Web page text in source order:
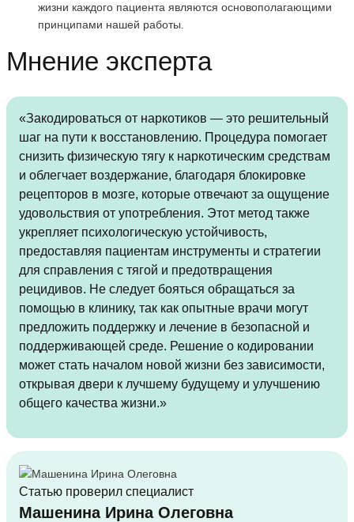
жизни каждого пациента являются основополагающими
принципами нашей работы.
Мнение эксперта
«Закодироваться от наркотиков — это решительный
шаг на пути к восстановлению. Процедура помогает
снизить физическую тягу к наркотическим средствам
и облегчает воздержание, благодаря блокировке
рецепторов в мозге, которые отвечают за ощущение
удовольствия от употребления. Этот метод также
укрепляет психологическую устойчивость,
предоставляя пациентам инструменты и стратегии
для справления с тягой и предотвращения
рецидивов. Не следует бояться обращаться за
помощью в клинику, так как опытные врачи могут
предложить поддержку и лечение в безопасной и
поддерживающей среде. Решение о кодировании
может стать началом новой жизни без зависимости,
открывая двери к лучшему будущему и улучшению
общего качества жизни.»
Статью проверил специалист
Машенина Ирина Олеговна